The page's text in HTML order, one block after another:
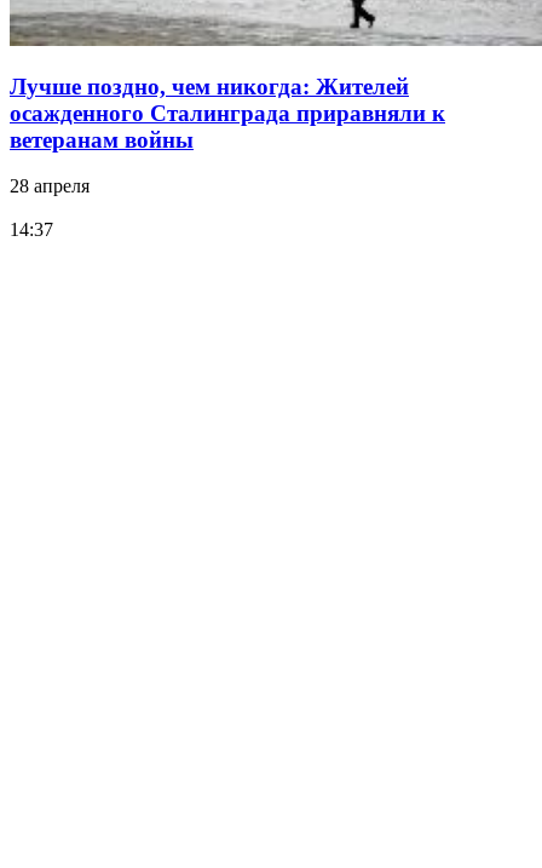
Лучше поздно, чем никогда: Жителей
осажденного Сталинграда приравняли к
ветеранам войны
28 апреля
14:37